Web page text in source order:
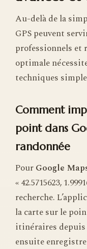
Au-delà de la
GPS peuvent
professionnels
optimale
techniques
Comment
point dans
randonnée
PourGoogle
« 42.5715623,
recherche.
la carte sur le
itinéraires depuis
ensuite